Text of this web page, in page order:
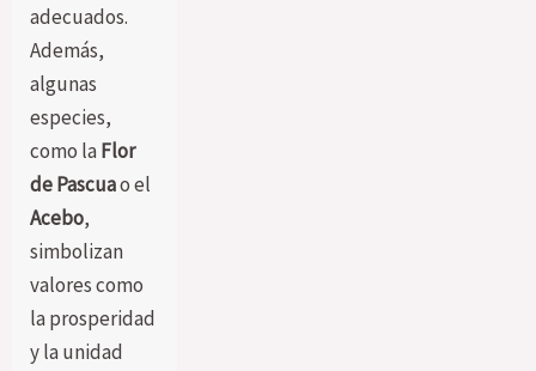
adecuados.
Además,
algunas
especies,
como laFlor
de Pascuao el
Acebo,
simbolizan
valores como
la prosperidad
y la unidad